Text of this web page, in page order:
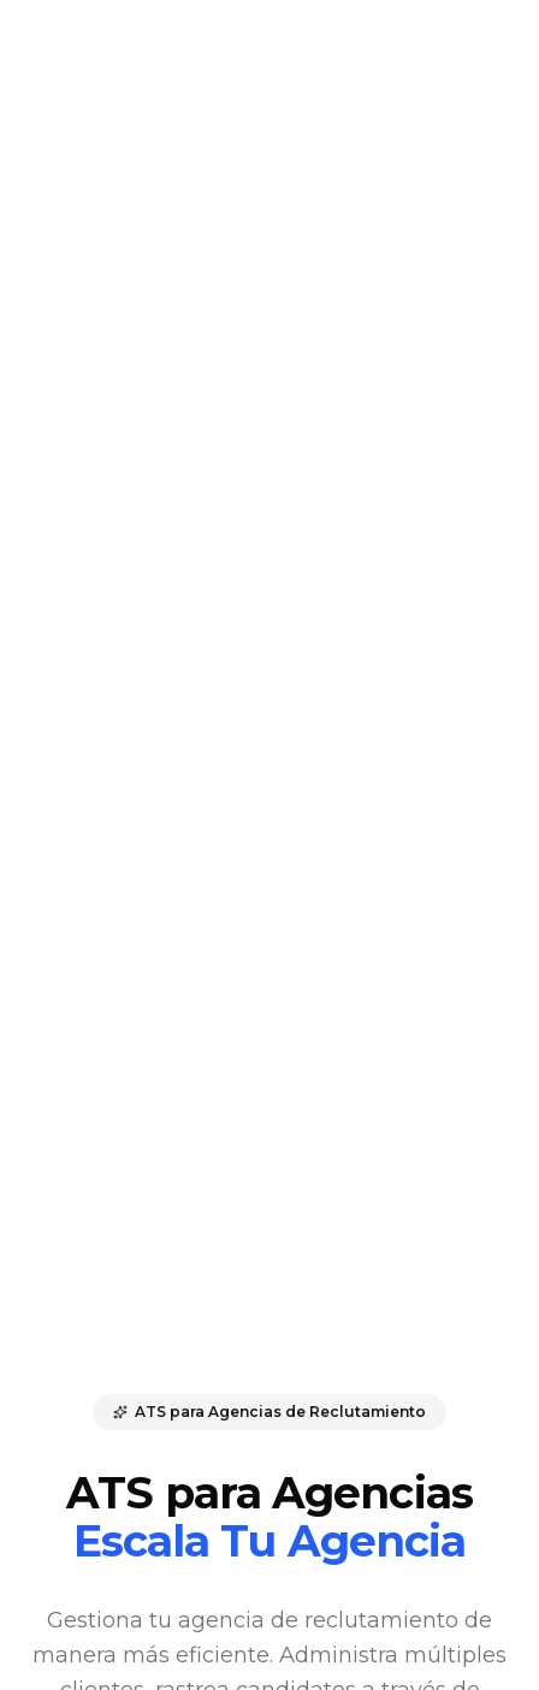
ATS para Agencias de Reclutamiento
ATS para Agencias
Escala Tu Agencia
Gestiona tu agencia de reclutamiento de
manera más eficiente. Administra múltiples